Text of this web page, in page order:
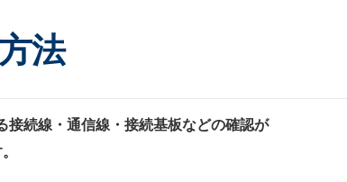
法
接続線・通信線・接続基板などの確認が